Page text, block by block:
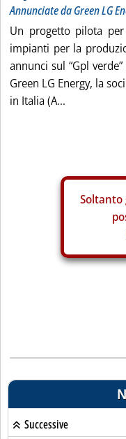
Annunciate da Green LG
Un progetto pilota
impianti per la
annunci sul “Gpl
Green LG Energy, la
in Italia (A...
Soltanto
Successive